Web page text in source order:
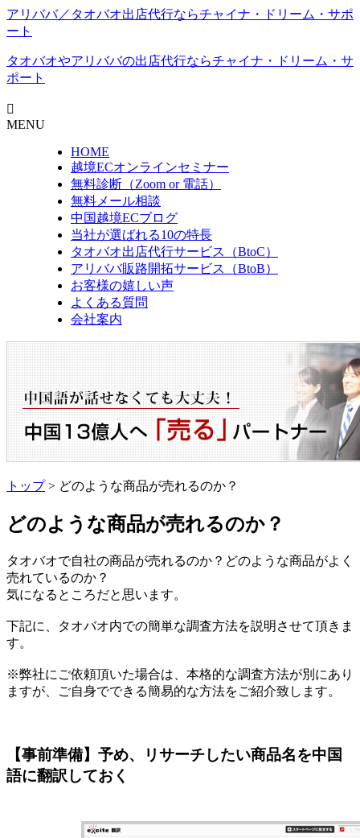
アリババ／タオバオ出店代⾏ならチャイナ・ドリーム・サポ
ート
タオバオやアリババの出店代行ならチャイナ・ドリーム・サ
ポート
MENU
HOME
越境ECオンラインセミナー
無料診断（Zoom or 電話）
無料メール相談
中国越境ECブログ
当社が選ばれる10の特長
タオバオ出店代行サービス（BtoC）
アリババ販路開拓サービス（BtoB）
お客様の嬉しい声
よくある質問
会社案内
トップ> どのような商品が売れるのか？
どのような商品が売れるのか？
タオバオで自社の商品が売れるのか？どのような商品がよく
売れているのか？
気になるところだと思います。
下記に、タオバオ内での簡単な調査方法を説明させて頂きま
す。
※弊社にご依頼頂いた場合は、本格的な調査方法が別にあり
ますが、ご自身でできる簡易的な方法をご紹介致します。
【事前準備】予め、リサーチしたい商品名を中国
語に翻訳しておく